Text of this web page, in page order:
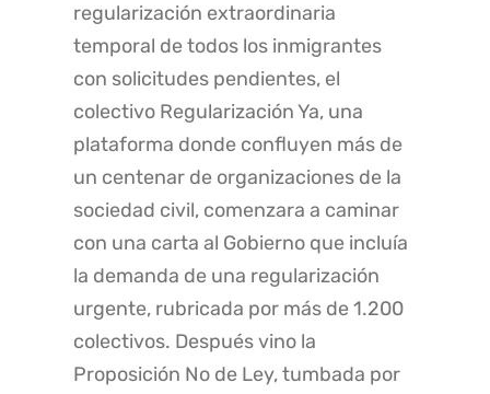
regularización extraordinaria
temporal de todos los inmigrantes
con solicitudes pendientes, el
colectivo Regularización Ya, una
plataforma donde confluyen más de
un centenar de organizaciones de la
sociedad civil, comenzara a caminar
con una carta al Gobierno que incluía
la demanda de una regularización
urgente, rubricada por más de 1.200
colectivos. Después vino la
Proposición No de Ley, tumbada por